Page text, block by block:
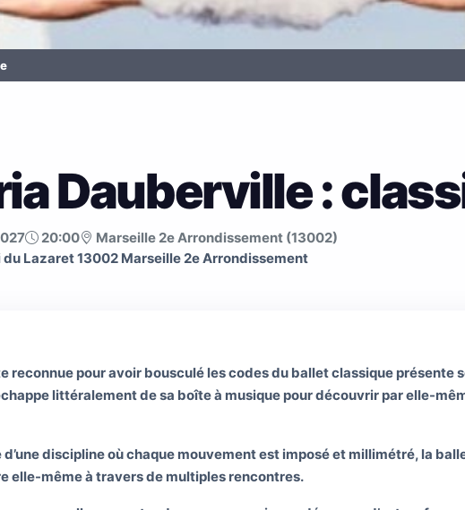
Dauberville :
20:00
Marseille 2e Arrondissement (13002)
du Lazaret 13002 Marseille 2e Arrondissement
reconnue pour avoir bousculé les codes du ballet classique présente
littéralement de sa boîte à musique pour découvrir par elle-
discipline où chaque mouvement est imposé et millimétré, la
elle-même à travers de multiples rencontres.